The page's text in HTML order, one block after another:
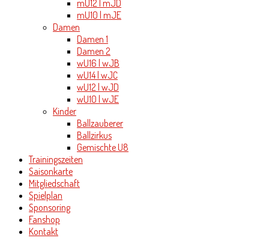
mU12 | mJD
mU10 | mJE
Damen
Damen 1
Damen 2
wU16 | wJB
wU14 | wJC
wU12 | wJD
wU10 | wJE
Kinder
Ballzauberer
Ballzirkus
Gemischte U8
Trainingszeiten
Saisonkarte
Mitgliedschaft
Spielplan
Sponsoring
Fanshop
Kontakt